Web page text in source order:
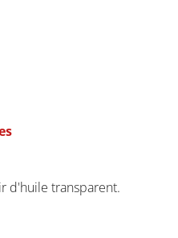
d'huile transparent.